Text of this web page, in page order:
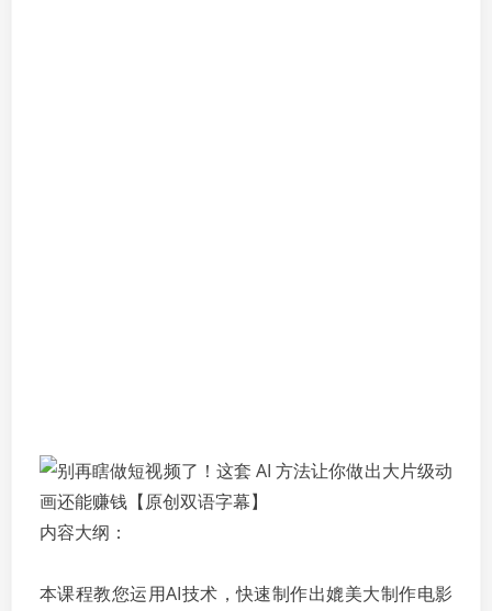
内容大纲：
本课程教您运用AI技术，快速制作出媲美大制作电影